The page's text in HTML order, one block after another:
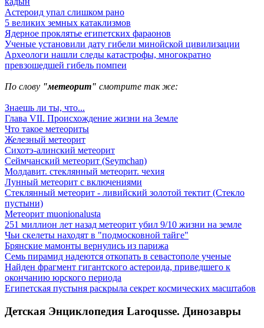
Астероид упал слишком рано
5 великих земных катаклизмов
Ядерное проклятье египетских фараонов
Ученые установили дату гибели минойской цивилизации
Археологи нашли следы катастрофы, многократно
превзошедшей гибель помпеи
По слову "метеорит" смотрите так же:
Знаешь ли ты, что...
Глава VII. Происхождение жизни на Земле
Что такое метеориты
Железный метеорит
Сихотэ-алинский метеорит
Сеймчанский метеорит (Seymchan)
Молдавит. стеклянный метеорит. чехия
Лунный метеорит с включениями
Стеклянный метеорит - ливийский золотой тектит (Стекло
пустыни)
Метеорит muonionalusta
251 миллион лет назад метеорит убил 9/10 жизни на земле
Чьи скелеты находят в "подмосковной тайге"
Брянские мамонты вернулись из парижа
Семь пирамид надеются откопать в севастополе ученые
Найден фрагмент гигантского астероида, приведшего к
окончанию юрского периода
Египетская пустыня раскрыла секрет космических масштабов
Детская Энциклопедия Laroqusse. Динозавры